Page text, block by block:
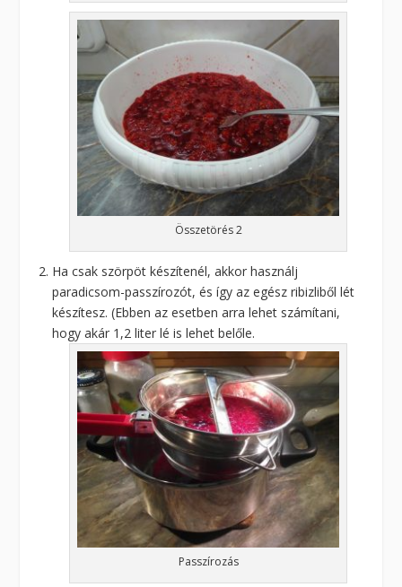
Összetörés 2
Ha csak szörpöt készítenél, akkor használj
paradicsom-passzírozót, és így az egész ribizliből lét
készítesz. (Ebben az esetben arra lehet számítani,
hogy akár 1,2 liter lé is lehet belőle.
Passzírozás